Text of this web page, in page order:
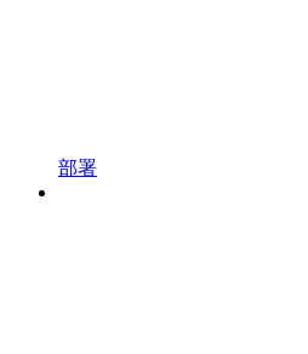
部署